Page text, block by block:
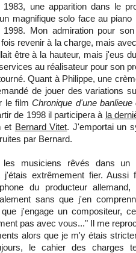
1983, une apparition dans le
magnifique solo face au
Mon admiration pour
revenir à la charge, mais
être à la hauteur, mais j'eus
au réalisateur pour son
Quant à Philippe, une
de jouer des variations
le filmChronique d'une banlieue
de 1998 il participera à la
et Bernard Vitet. J'emportai un
par Bernard.
les musiciens rêvés dans un
j'étais extrêmement fier. Aussi
du producteur
sans que j'en
j'engage un compositeur,
pas avec vous..." Il me
alors que je m'y étais
le cahier des charges